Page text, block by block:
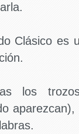
Clásico es
los